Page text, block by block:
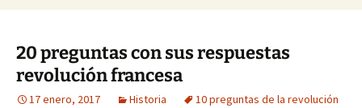
20 preguntas con sus respuestas
revolución francesa
17 enero, 2017 Historia
10 preguntas de la revolución